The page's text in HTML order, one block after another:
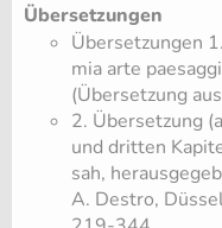
Übersetzungen
Übersetzungen
mia arte
(Übersetzung
2. Übersetzung
und dritten
sah,
A. Destro,